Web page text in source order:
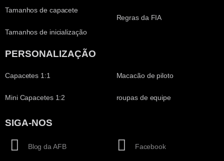
Tamanhos de capacete
Tamanhos de inicialização
Regras da FIA
PERSONALIZAÇÃO
Capacetes 1:1
Mini Capacetes 1:2
Macacão de piloto
roupas de equipe
SIGA-NOS
Blog da AFB Facebook